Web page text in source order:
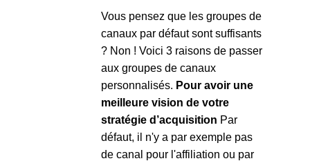
Vous pensez que les groupes de
canaux par défaut sont suffisants
? Non ! Voici 3 raisons de passer
aux groupes de canaux
personnalisés. Pour avoir une
meilleure vision de votre
stratégie d’acquisition Par
défaut, il n'y a par exemple pas
de canal pour l'affiliation ou par